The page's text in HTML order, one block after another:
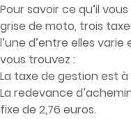
Pour savoir ce qu’il
grise de moto, trois
l’une d’entre elles
vous trouvez :
La taxe de gestion est à
La redevance
fixe de 2,76 euros.